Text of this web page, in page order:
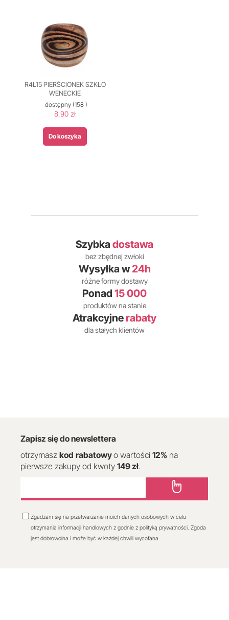
R4L15 PIERŚCIONEK SZKŁO
WENECKIE
dostępny (158 )
8,90 zł
Do koszyka
Szybkadostawa
bez zbędnej zwłoki
Wysyłka w24h
różne formy dostawy
Ponad 15 000
produktów na stanie
Atrakcyjne rabaty
dla stałych klientów
Zapisz się do newslettera
otrzymasz kod rabatowyo wartości 12% na
pierwsze zakupy od kwoty 149 zł.
Zgadzam się na przetwarzanie moich danych osobowych w celu
otrzymania informacji handlowych z godnie z polityką prywatności. Zgoda
jest dobrowolna i może być w każdej chwili wycofana.